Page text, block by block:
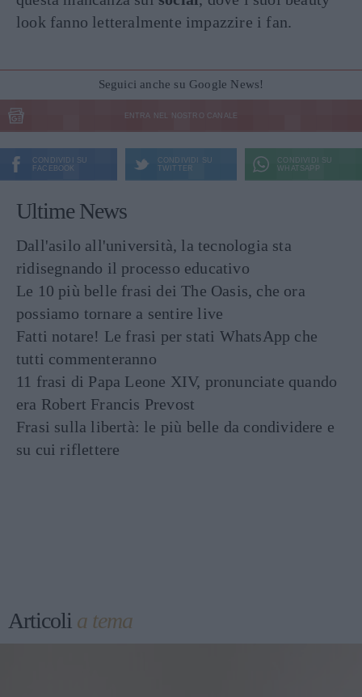
look fanno letteralmente impazzire i fan.
Seguici anche su Google News!
ENTRA NEL NOSTRO CANALE
CONDIVIDI SU
FACEBOOK
CONDIVIDI SU
TWITTER
CONDIVIDI SU
WHATSAPP
Ultime News
Dall'asilo all'università, la tecnologia sta
ridisegnando il processo educativo
Le 10 più belle frasi dei The Oasis, che ora
possiamo tornare a sentire live
Fatti notare! Le frasi per stati WhatsApp che
tutti commenteranno
11 frasi di Papa Leone XIV, pronunciate quando
era Robert Francis Prevost
Frasi sulla libertà: le più belle da condividere e
su cui riflettere
Articoli a tema